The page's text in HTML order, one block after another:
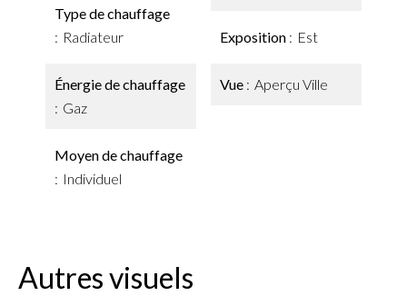
Type de chauffage
Radiateur
Énergie de chauffage
Gaz
Moyen de chauffage
Individuel
Exposition Est
Vue Aperçu Ville
Autres visuels